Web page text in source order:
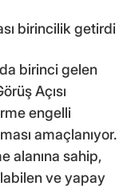
birincilik getirdi
birinci gelen
Açısı
engelli
amaçlanıyor.
alanına sahip,
ve yapay